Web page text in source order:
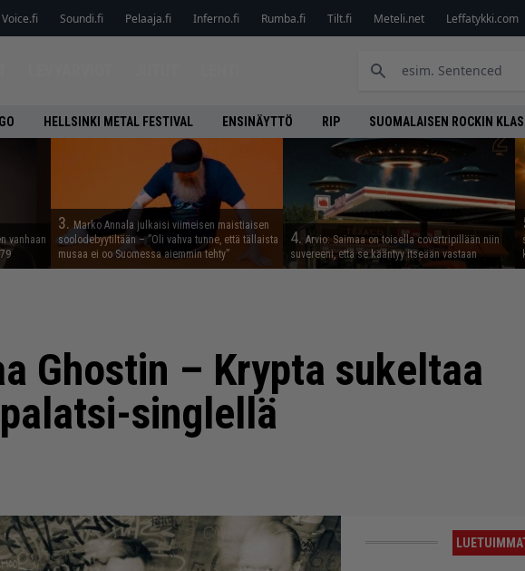
Voice.fi Soundi.fi Pelaaja.fi Inferno.fi Rumba.fi Tilt.fi Meteli.net Leffatykki.com
HELLSINKI METAL FESTIVAL ENSINÄYTTÖ RIP SUOMALAISEN ROCKIN
vanhaan
3. Marko Annala julkaisi viimeisen maistiaisen
soolodebyytiltään – ”Oli vahva tunne, että tällaista
musaa ei oo Suomessa aiemmin tehty”
4. Arvio: Saimaa on toisella covertripillään niin
suvereeni, että se kääntyy itseään vastaan
Ghostin – Krypta sukeltaa
singlellä